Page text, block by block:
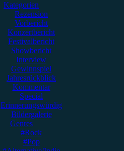
Kategorien
Rezension
Vorbericht
Konzertbericht
Festivalbericht
Showbericht
Interview
Gewinnspiel
Jahresrückblick
Kommentar
Special
Erinnerungswürdig
Bildergalerie
Genres
#Rock
#Pop